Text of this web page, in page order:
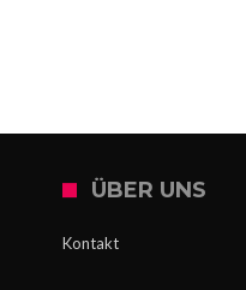
ÜBER UNS
Kontakt